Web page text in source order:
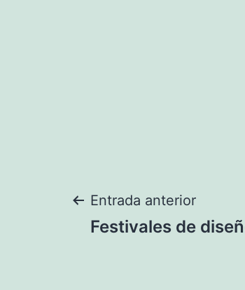
Navegación
Entrada anterior
Festivales de